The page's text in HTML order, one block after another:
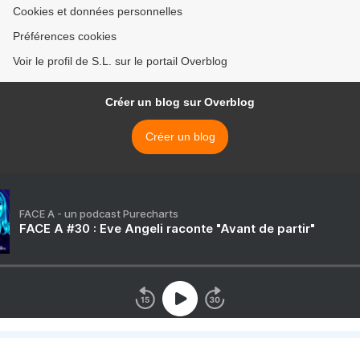
Cookies et données personnelles
Préférences cookies
Voir le profil de S.L. sur le portail Overblog
Créer un blog sur Overblog
Créer un blog
FACE A - un podcast Purecharts
FACE A #30 : Eve Angeli raconte "Avant de partir"